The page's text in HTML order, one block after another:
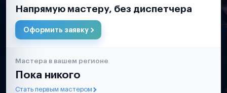
Напрямую мастеру, без диспетчера
Оформить заявку
Мастера в вашем регионе
Пока никого
Стать первым мастером